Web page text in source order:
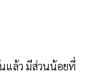
แล้ว มีส่วนน้อยที่